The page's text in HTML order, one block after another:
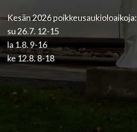
Kesän 2026 poikkeusaukioloaikoja:
su 26.7. 12-15
la 1.8. 9-16
ke 12.8. 8-18